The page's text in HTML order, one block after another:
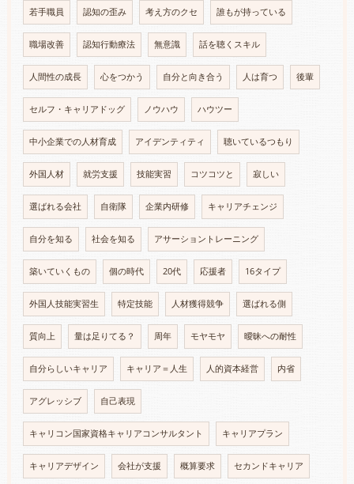
若手職員 認知の歪み 考え方のクセ 誰もが持っている
職場改善 認知行動療法 無意識 話を聴くスキル
人間性の成長 心をつかう 自分と向き合う 人は育つ 後輩
セルフ・キャリアドッグ ノウハウ ハウツー
中小企業での人材育成 アイデンティティ 聴いているつもり
外国人材 就労支援 技能実習 コツコツと 寂しい
選ばれる会社 自衛隊 企業内研修 キャリアチェンジ
自分を知る 社会を知る アサーショントレーニング
築いていくもの 個の時代 20代 応援者 16タイプ
外国人技能実習生 特定技能 人材獲得競争 選ばれる側
質向上 量は足りてる？ 周年 モヤモヤ 曖昧への耐性
自分らしいキャリア キャリア＝人生 人的資本経営 内省
アグレッシブ 自己表現
キャリコン国家資格キャリアコンサルタント キャリアプラン
キャリアデザイン 会社が支援 概算要求 セカンドキャリア